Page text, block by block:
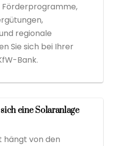
Förderprogramme,
regionale
Sie sich bei Ihrer
Bank.
eine Solaranlage
hängt von den